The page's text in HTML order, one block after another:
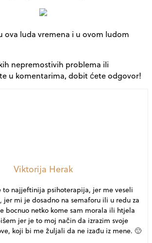
ova luda vremena i u ovom ludom
nepremostivih problema ili
u komentarima, dobit ćete odgovor!
Viktorija Herak
to najjeftinija psihoterapija, jer me veseli
jer mi je dosadno na semaforu ili u redu za
bocnuo netko kome sam morala ili htjela
jer je to moj način da izrazim svoje
koji bi me žuljali da ne izađu iz mene. 🙂